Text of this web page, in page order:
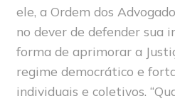
ele, a Ordem dos
no dever de defender sua
forma de aprimorar a
regime democrático e
individuais e coletivos.